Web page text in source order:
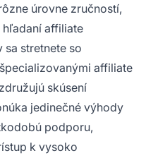
úrovne zručností,
affiliate
stretnete so
affiliate
skúsení
jedinečné výhody
podporu,
k vysoko